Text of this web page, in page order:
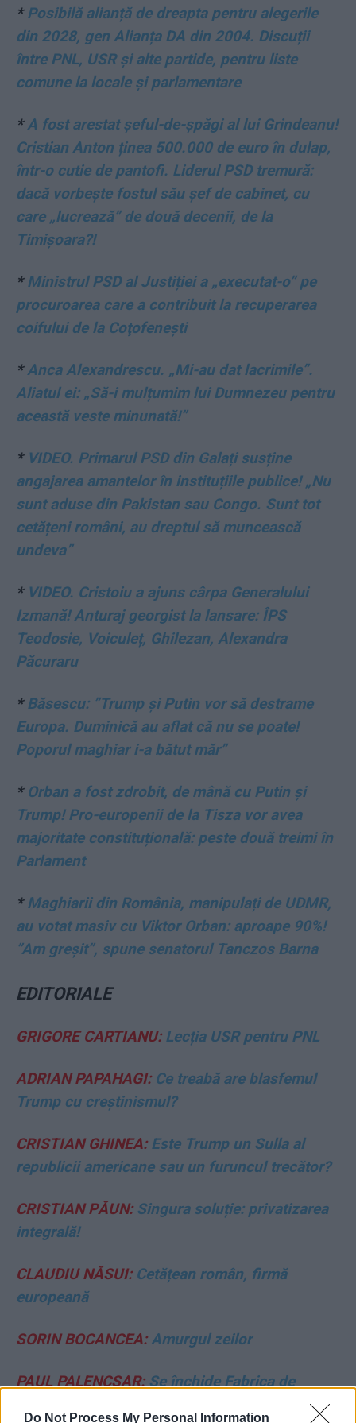
Do Not Process My Personal Information
*Posibilă alianță de dreapta pentru alegerile
din 2028, gen Alianța DA din 2004. Discuții
între PNL, USR și alte partide, pentru liste
comune la locale și parlamentare
*A fost arestat șeful-de-șpăgi al lui Grindeanu!
Cristian Anton ținea 500.000 de euro în dulap,
într-o cutie de pantofi. Liderul PSD tremură:
dacă vorbește fostul său șef de cabinet, cu
care „lucrează” de două decenii, de la
Timișoara?!
*Ministrul PSD al Justiției a „executat-o” pe
procuroarea care a contribuit la recuperarea
coifului de la Coţofeneşti
*Anca Alexandrescu. „Mi-au dat lacrimile”.
Aliatul ei: „Să-i mulțumim lui Dumnezeu pentru
această veste minunată!”
* VIDEO. Primarul PSD din Galați susține
angajarea amantelor în instituțiile publice! „Nu
sunt aduse din Pakistan sau Congo. Sunt tot
cetățeni români, au dreptul să muncească
undeva”
* VIDEO. Cristoiu a ajuns cârpa Generalului
Izmană! Anturaj georgist la lansare: ÎPS
Teodosie, Voiculeț, Ghilezan, Alexandra
Păcuraru
*Băsescu: ”Trump şi Putin vor să destrame
Europa. Duminică au aflat că nu se poate!
Poporul maghiar i-a bătut măr”
* Orban a fost zdrobit, de mână cu Putin și
Trump! Pro-europenii de la Tisza vor avea
majoritate constituțională: peste două treimi în
Parlament
*Maghiarii din România, manipulați de UDMR,
au votat masiv cu Viktor Orban: aproape 90%!
”Am greșit”, spune senatorul Tanczos Barna
EDITORIALE
GRIGORE CARTIANU:Lecția USR pentru PNL
ADRIAN PAPAHAGI:Ce treabă are blasfemul
Trump cu creștinismul?
CRISTIAN GHINEA:Este Trump un Sulla al
republicii americane sau un furuncul trecător?
CRISTIAN PĂUN:Singura soluție: privatizarea
integrală!
CLAUDIU NĂSUI:Cetățean român, firmă
europeană
SORIN BOCANCEA:Amurgul zeilor
PAUL PALENCSAR:Se închide Fabrica de